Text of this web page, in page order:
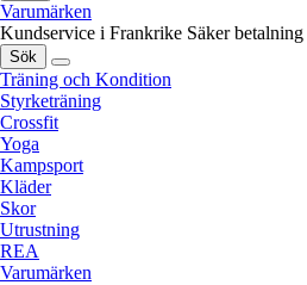
Varumärken
Kundservice i Frankrike Säker betalning
Sök
Träning och Kondition
Styrketräning
Crossfit
Yoga
Kampsport
Kläder
Skor
Utrustning
REA
Varumärken